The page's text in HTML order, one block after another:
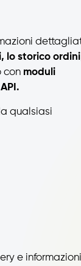
lo storico
con moduli
qualsiasi
e informazioni